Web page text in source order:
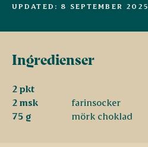
UPDATED: 8 SEPTEMBER 2025
Ingredienser
2 pkt
2 msk
farinsocker
75 g
mörk choklad